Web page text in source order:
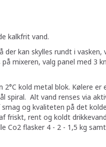
kalkfrit vand.
der kan skylles rundt i
mixeren, valg panel med 3
2°C kold metal blok. Kølere er
spiral. Alt vand renses via
og kvaliteten på det
friskt, rent og koldt
Co2 flasker 4 - 2 - 1,5 kg